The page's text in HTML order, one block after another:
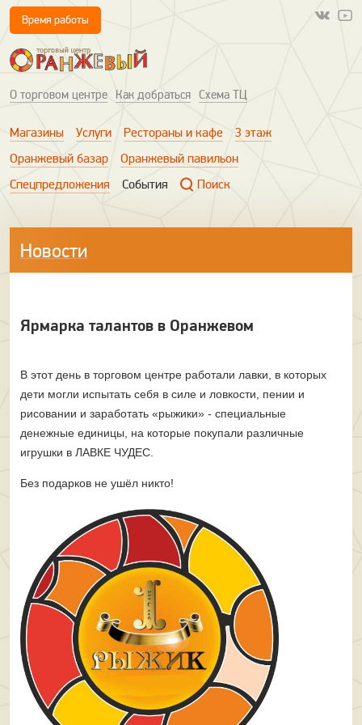
О торговом центре Как добраться Схема ТЦ
Время работы
Магазины Услуги Рестораны и кафе
3 этаж
Оранжевый базар
Оранжевый павильон
Спецпредложения
События Поиск
Новости
Ярмарка талантов в Оранжевом
В этот день в торговом центре работали лавки, в которых
дети могли испытать себя в силе и ловкости, пении и
рисовании и заработать «рыжики» - специальные
денежные единицы, на которые покупали различные
игрушки в ЛАВКЕ ЧУДЕС.
Без подарков не ушёл никто!